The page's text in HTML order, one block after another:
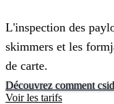
L'inspection des
skimmers et les
de carte.
Découvrez comment
Voir les tarifs